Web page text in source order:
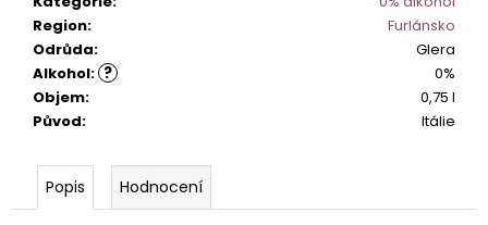
Region:
Furlánsko
Odrůda: Glera
?
Alkohol:
0%
Objem:
0,75 l
Původ: Itálie
Popis Hodnocení
PINOT
GRIGIO
LA
BASTARDA
IGT
242